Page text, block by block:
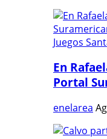
En
Portal
enelarea